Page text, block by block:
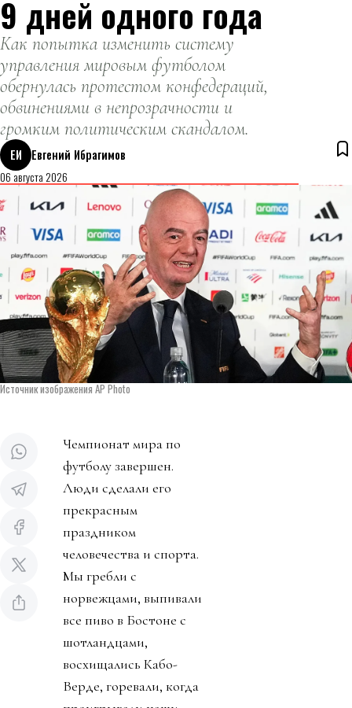
9 дней одного года
Как попытка изменить систему
управления мировым футболом
обернулась протестом конфедераций,
обвинениями в непрозрачности и
громким политическим скандалом.
ЕИ
Евгений Ибрагимов
06 августа 2026
Источник изображения AP Photo
Чемпионат мира по
футболу завершен.
Люди сделали его
прекрасным
праздником
человечества и спорта.
Мы гребли с
норвежцами, выпивали
все пиво в Бостоне с
шотландцами,
восхищались Кабо-
Верде, горевали, когда